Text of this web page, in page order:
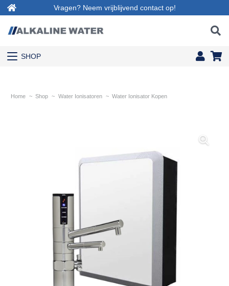
Vragen? Neem vrijblijvend contact op!
SHOP
Home ~ Shop ~ Water Ionisatoren ~ Water Ionisator Kopen